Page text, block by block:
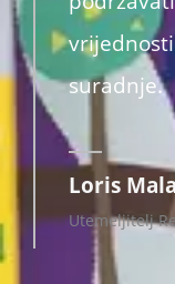
suradnje.
Loris
Utemeljitelj